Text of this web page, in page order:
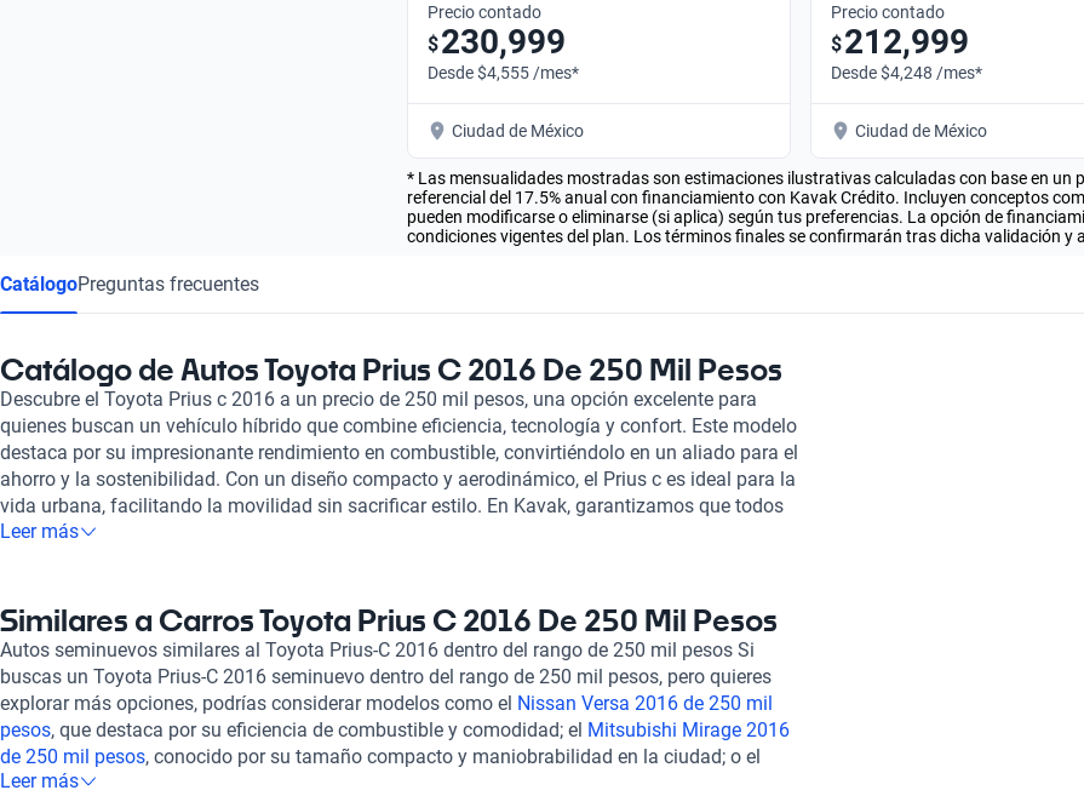
Precio contado
$230,999
Desde $4,555 /mes*
Ciudad de México
Precio contado
$212,999
Desde $4,248 /mes*
Ciudad de México
* Las mensualidades mostradas son estimaciones ilustrativas calculadas con base en un
referencial del 17.5% anual con financiamiento con Kavak Crédito. Incluyen conceptos
pueden modificarse o eliminarse (si aplica) según tus preferencias. La opción de
condiciones vigentes del plan. Los términos finales se confirmarán tras dicha validación y
CatálogoPreguntas frecuentes
Catálogo de Autos Toyota Prius C 2016 De 250 Mil Pesos
Descubre el Toyota Prius c 2016 a un precio de 250 mil pesos, una opción excelente para
quienes buscan un vehículo híbrido que combine eficiencia, tecnología y confort. Este modelo
destaca por su impresionante rendimiento en combustible, convirtiéndolo en un aliado para el
ahorro y la sostenibilidad. Con un diseño compacto y aerodinámico, el Prius c es ideal para la
vida urbana, facilitando la movilidad sin sacrificar estilo. En Kavak, garantizamos que todos
nuestros vehículos, incluyendo el Toyota Prius c 2016, pasan por una rigurosa inspección que
que se adaptan a tus necesidades, brindándote tranquilidad en tu compra. La experiencia de
compra es completamente en línea, lo que te permite realizar todo el proceso desde la
comodidad de tu hogar. También contamos con un soporte postventa excepcional y la
posibilidad de contratar una garantía extendida, garantizando tu inversión. Si estás
considerando otros modelos similares, te invitamos a explorar el
Honda HR-V 2016 de 250 mil
pesos, el Nissan Maxima 2016 de 250 mil pesos , y el Honda Fit 2016 de 250 mil pesos
. Cada
uno de estos modelos ofrece características únicas y calidad superior, perfectos para
Leer más
Similares a Carros Toyota Prius C 2016 De 250 Mil Pesos
Autos seminuevos similares al Toyota Prius-C 2016 dentro del rango de 250 mil pesos Si
buscas un Toyota Prius-C 2016 seminuevo dentro del rango de 250 mil pesos, pero quieres
explorar más opciones, podrías considerar modelos como el Nissan Versa 2016 de 250 mil
pesos, que destaca por su eficiencia de combustible y comodidad; el Mitsubishi Mirage 2016
de 250 mil pesos, conocido por su tamaño compacto y maniobrabilidad en la ciudad; o el
Peugeot 2008 2016 de 250 mil pesos
Leer más